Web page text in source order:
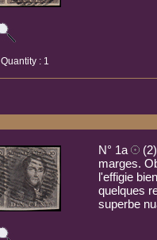
Quantity : 1
N° 1a
marges.
l'effigie
quelques
superbe